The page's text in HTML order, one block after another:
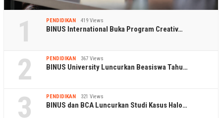
1 PENDIDIKAN 419 Views
BINUS International Buka Program Creativ…
2 PENDIDIKAN 367 Views
BINUS University Luncurkan Beasiswa Tahu…
3 PENDIDIKAN 321 Views
BINUS dan BCA Luncurkan Studi Kasus Halo…